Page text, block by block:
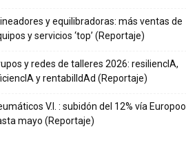
y equilibradoras: más ventas de
y servicios ‘top’ (Reportaje)
y redes de talleres 2026: resiliencIA,
y rentabilIdAd (Reportaje)
V.I. : subidón del 12% vía Europool
mayo (Reportaje)